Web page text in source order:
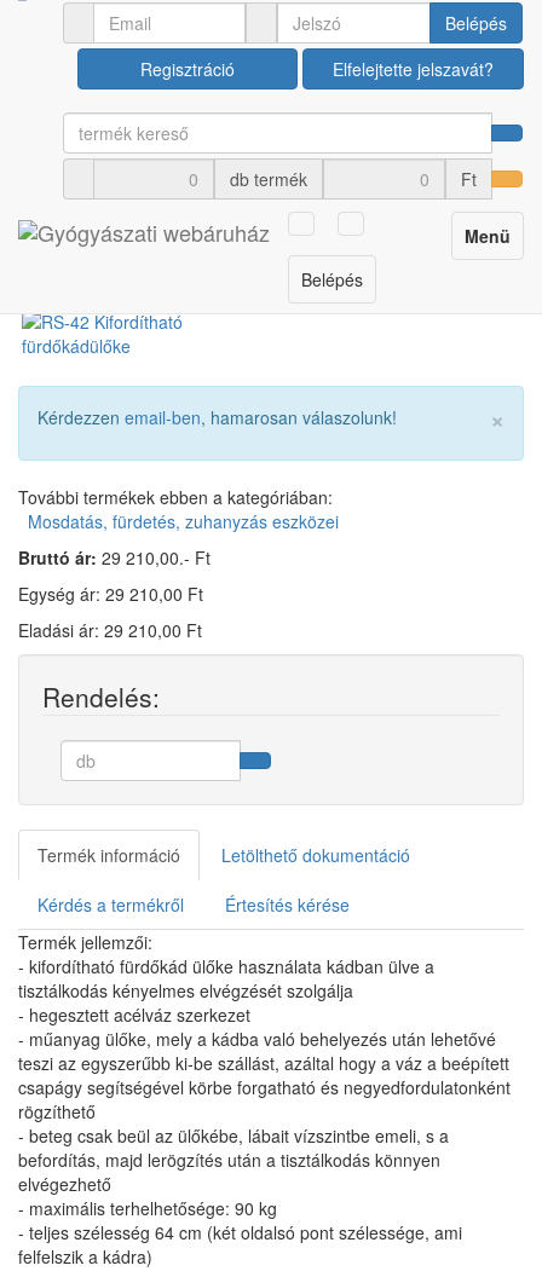
Belépés
Regisztráció
Elfelejtette jelszavát?
db termék Ft
Toggle
navigation
Menü
Belépés
Gyógyászati segédeszközök
Mosdatás, fürdetés, zuhanyzás eszközei
RS-42 Kifordítható
fürdőkádülőke
Cikkszám: 310045097
×
Kérdezzen email-ben, hamarosan válaszolunk!
További termékek ebben a kategóriában:
Mosdatás, fürdetés, zuhanyzás eszközei
Bruttó ár: 29 210,00.- Ft
Egység ár: 29 210,00 Ft
Eladási ár: 29 210,00 Ft
Rendelés:
Termék információ Letölthető dokumentáció
Kérdés a termékről
Értesítés kérése
Termék jellemzői:
- kifordítható fürdőkád ülőke használata kádban ülve a
tisztálkodás kényelmes elvégzését szolgálja
- hegesztett acélváz szerkezet
- műanyag ülőke, mely a kádba való behelyezés után lehetővé
teszi az egyszerűbb ki-be szállást, azáltal hogy a váz a beépített
csapágy segítségével körbe forgatható és negyedfordulatonként
rögzíthető
- beteg csak beül az ülőkébe, lábait vízszintbe emeli, s a
befordítás, majd lerögzítés után a tisztálkodás könnyen
elvégezhető
- maximális terhelhetősége: 90 kg
- teljes szélesség 64 cm (két oldalsó pont szélessége, ami
felfelszik a kádra)